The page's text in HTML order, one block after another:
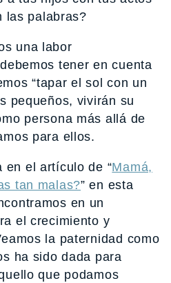
las palabras?
una labor
tener en cuenta
“tapar el sol con un
pequeños, vivirán su
persona más allá de
para ellos.
en el artículo de “Mamá,
tan malas?” en esta
en un
el crecimiento y
la paternidad como
ha sido dada para
que podamos